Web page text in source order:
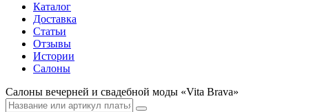
Каталог
Доставка
Статьи
Отзывы
Истории
Салоны
Салоны вечерней и свадебной моды «Vita Brava»